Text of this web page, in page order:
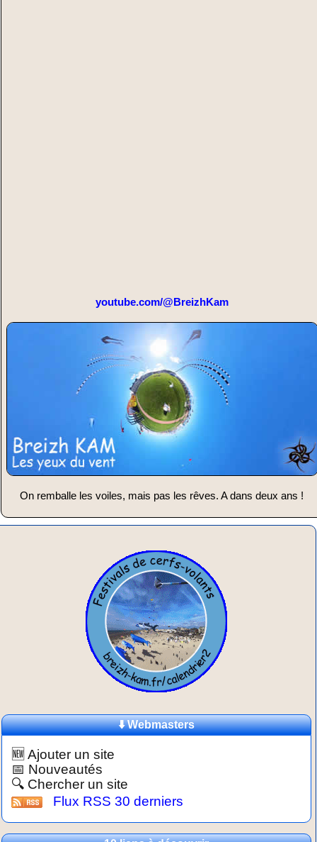
youtube.com/@BreizhKam
On remballe les voiles, mais pas les rêves. A dans deux ans !
⬇️ Webmasters
🆕 Ajouter un site
📅 Nouveautés
🔍 Chercher un site
Flux RSS 30 derniers